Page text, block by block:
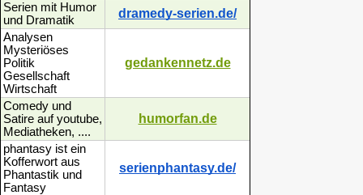
Serien mit Humor
und Dramatik
dramedy-serien.de/
Analysen
Mysteriöses
Politik
Gesellschaft
Wirtschaft
gedankennetz.de
Comedy und
Satire auf youtube,
Mediatheken, ....
humorfan.de
phantasy ist ein
Kofferwort aus
Phantastik und
Fantasy
serienphantasy.de/